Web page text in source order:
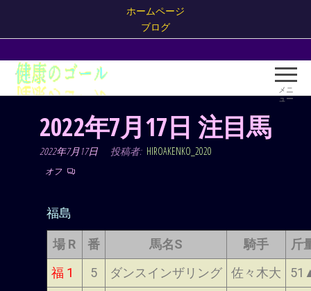
ホームページ
ブログ
の
ゴー
ル！
ール
がギ
ャン
ブル
だ！
メニ
ュー
2022年7月17日 注目馬
2022年7月17日 投稿者: HIROAKENKO_2020
オフ
福島
場 R 番 馬名S 騎手
斤
福 1
5 ダンスインザリング 佐々木大